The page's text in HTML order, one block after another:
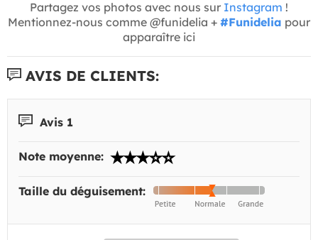
Partagez vos photos avec nous sur Instagram !
Mentionnez-nous comme @funidelia + #Funidelia pour
apparaître ici
AVIS DE CLIENTS:
Avis 1
Note moyenne:
Taille du déguisement: